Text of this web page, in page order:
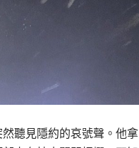
聽見隱約的哀號聲。他拿